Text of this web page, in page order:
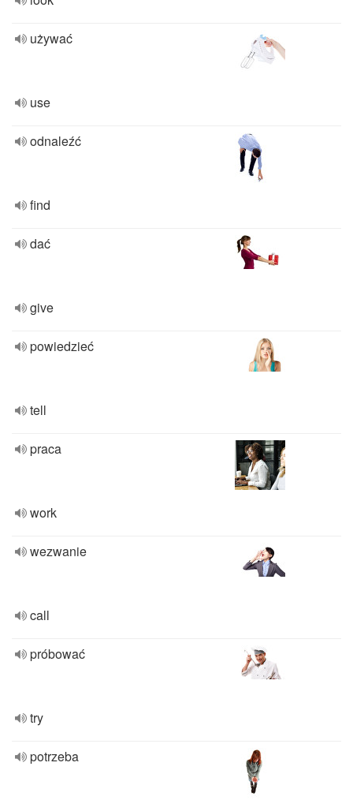
używać
use
odnaleźć
find
dać
give
powiedzieć
tell
praca
work
wezwanie
call
próbować
try
potrzeba